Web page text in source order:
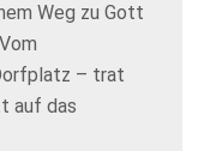
Weg zu Gott
– trat
auf das